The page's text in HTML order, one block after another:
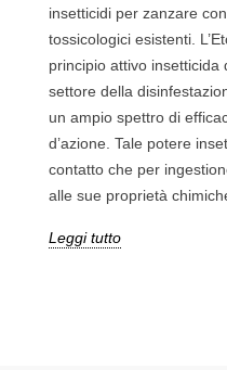
insetticidi per zanzare
tossicologici esistenti.
principio attivo
settore della
un ampio spettro di
d’azione. Tale potere
contatto che per
alle sue proprietà
Leggi tutto